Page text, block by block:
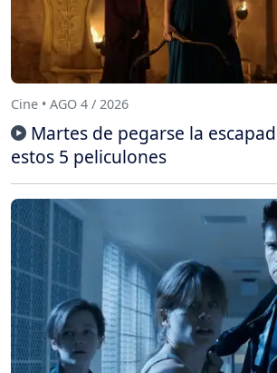
Cine • AGO 4 / 2026
Martes de pegarse la
estos 5 peliculones